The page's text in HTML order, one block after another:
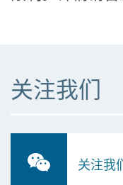
关注我们
关注我